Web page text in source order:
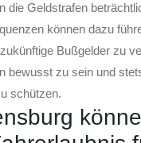
die Geldstrafen
können dazu
Bußgelder zu
bewusst zu sein und
schützen.